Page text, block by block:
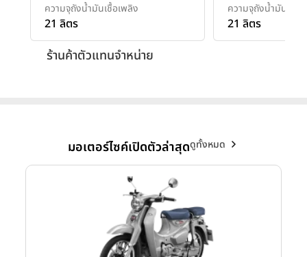
ความจุถังน้ำมันเชื้อเพลิง
21 ลิตร
ความจุถังน้ำมันเชื้อ
21 ลิตร
ร้านค้าตัวแทนจำหน่าย
มอเตอร์ไซค์เปิดตัวล่าสุดดูทั้งหมด